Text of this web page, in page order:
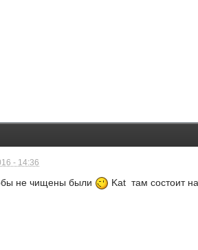
- 14:36
не чищены были Kat там состоит